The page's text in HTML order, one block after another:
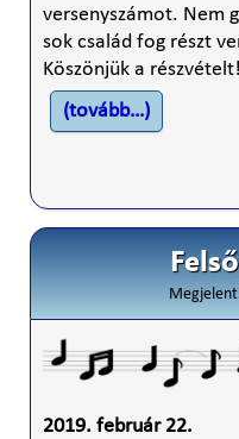
versenyszámot. Nem
sok család fog részt
Köszönjük a részvételt!
(tovább…)
2019. február 22.